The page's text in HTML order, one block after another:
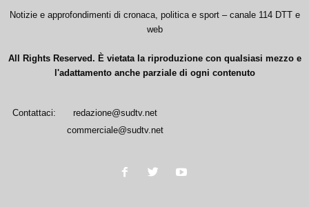
Notizie e approfondimenti di cronaca, politica e sport – canale 114 DTT e
web
All Rights Reserved. È vietata la riproduzione con qualsiasi mezzo e
l'adattamento anche parziale di ogni contenuto
Contattaci:
redazione@sudtv.net
commerciale@sudtv.net